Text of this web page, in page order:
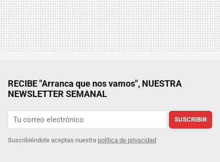
RECIBE "Arranca que nos vamos", NUESTRA
NEWSLETTER SEMANAL
SUSCRIBIR
Suscribiéndote aceptas nuestra política de privacidad